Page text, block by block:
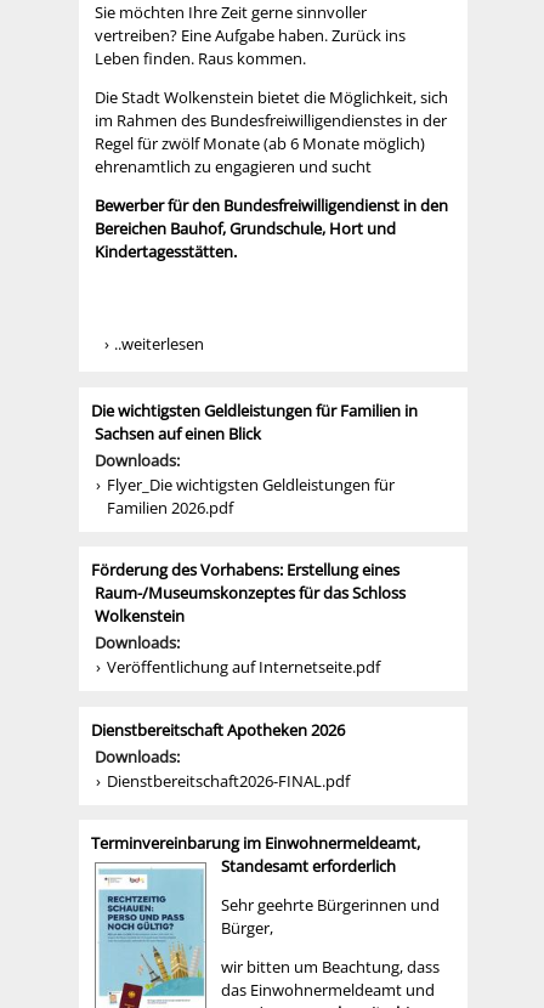
Sie möchten Ihre Zeit gerne sinnvoller
vertreiben? Eine Aufgabe haben. Zurück ins
Leben finden. Raus kommen.
Die Stadt Wolkenstein bietet die Möglichkeit, sich
im Rahmen des Bundesfreiwilligendienstes in der
Regel für zwölf Monate (ab 6 Monate möglich)
ehrenamtlich zu engagieren und sucht
Bewerber für den Bundesfreiwilligendienst in den
Bereichen Bauhof, Grundschule, Hort und
Kindertagesstätten.
..weiterlesen
Die wichtigsten Geldleistungen für Familien in
Sachsen auf einen Blick
Downloads:
Flyer_Die wichtigsten Geldleistungen für
Familien 2026.pdf
Förderung des Vorhabens: Erstellung eines
Raum-/Museumskonzeptes für das Schloss
Wolkenstein
Downloads:
Veröffentlichung auf Internetseite.pdf
Dienstbereitschaft Apotheken 2026
Downloads:
Dienstbereitschaft2026-FINAL.pdf
Terminvereinbarung im Einwohnermeldeamt,
Standesamt erforderlich
Sehr geehrte Bürgerinnen und
Bürger,
wir bitten um Beachtung, dass
das Einwohnermeldeamt und